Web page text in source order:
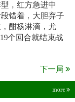
，红方急进中
错着，大胆弃子
酣杨淋滴，尤
个回合就结束战
下一局
more